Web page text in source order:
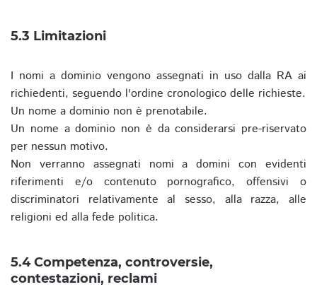
5.3 Limitazioni
I nomi a dominio vengono assegnati in uso dalla RA ai
richiedenti, seguendo l'ordine cronologico delle richieste.
Un nome a dominio non è prenotabile.
Un nome a dominio non è da considerarsi pre-riservato
per nessun motivo.
Non verranno assegnati nomi a domini con evidenti
riferimenti e/o contenuto pornografico, offensivi o
discriminatori relativamente al sesso, alla razza, alle
religioni ed alla fede politica.
5.4 Competenza, controversie,
contestazioni, reclami